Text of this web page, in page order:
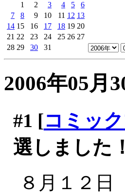
1
2 3 4 5
6
7
8 9 10 11 12 13
14 15 16 17 18 19 20
21 22 23 24 25 26 27
28 29 30 31
2006年05月
#1 [コミッ
選しました！
８月１２